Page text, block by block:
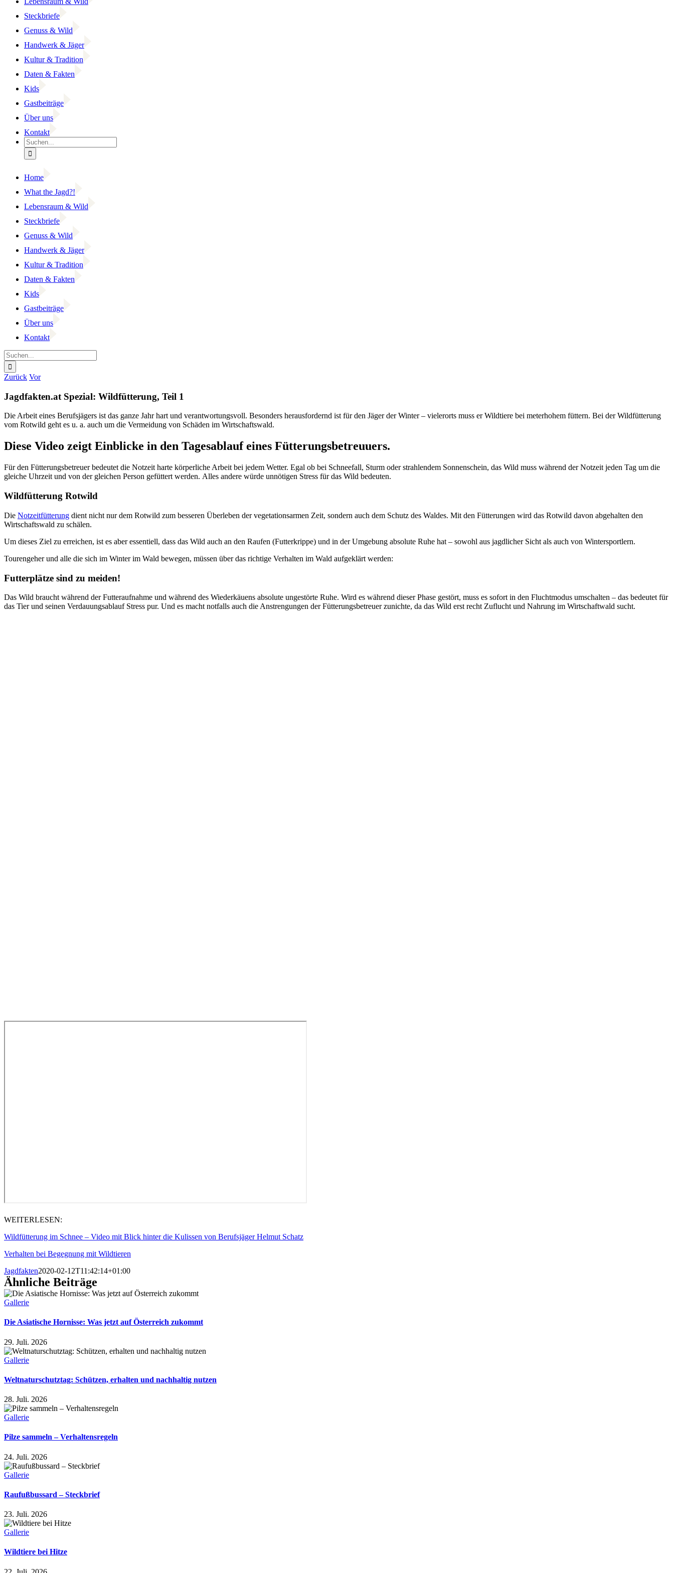
Steckbriefe
Genuss & Wild
Handwerk & Jäger
Kultur & Tradition
Daten & Fakten
Kids
Gastbeiträge
Über uns
Kontakt
Suche
nach:
Home
What the Jagd?!
Lebensraum & Wild
Steckbriefe
Genuss & Wild
Handwerk & Jäger
Kultur & Tradition
Daten & Fakten
Kids
Gastbeiträge
Über uns
Kontakt
Suche
nach:
Facebook
YouTube
Instagram
Zurück Vor
Jagdfakten.at Spezial: Wildfütterung, Teil 1
Die Arbeit eines Berufsjägers ist das ganze Jahr hart und verantwortungsvoll. Besonders herausfordernd ist für den Jäger der Winter – vielerorts muss er Wildtiere bei meterhohem füttern. Bei der Wildfütterung
vom Rotwild geht es u. a. auch um die Vermeidung von Schäden im Wirtschaftswald.
Diese Video zeigt Einblicke in den Tagesablauf eines Fütterungsbetreuuers.
Für den Fütterungsbetreuer bedeutet die Notzeit harte körperliche Arbeit bei jedem Wetter. Egal ob bei Schneefall, Sturm oder strahlendem Sonnenschein, das Wild muss während der Notzeit jeden Tag um die
gleiche Uhrzeit und von der gleichen Person gefüttert werden. Alles andere würde unnötigen Stress für das Wild bedeuten.
Wildfütterung Rotwild
Die Notzeitfütterung dient nicht nur dem Rotwild zum besseren Überleben der vegetationsarmen Zeit, sondern auch dem Schutz des Waldes. Mit den Fütterungen wird das Rotwild davon abgehalten den
Wirtschaftswald zu schälen.
Um dieses Ziel zu erreichen, ist es aber essentiell, dass das Wild auch an den Raufen (Futterkrippe) und in der Umgebung absolute Ruhe hat – sowohl aus jagdlicher Sicht als auch von Wintersportlern.
Tourengeher und alle die sich im Winter im Wald bewegen, müssen über das richtige Verhalten im Wald aufgeklärt werden:
Futterplätze sind zu meiden!
Das Wild braucht während der Futteraufnahme und während des Wiederkäuens absolute ungestörte Ruhe. Wird es während dieser Phase gestört, muss es sofort in den Fluchtmodus umschalten – das bedeutet für
das Tier und seinen Verdauungsablauf Stress pur. Und es macht notfalls auch die Anstrengungen der Fütterungsbetreuer zunichte, da das Wild erst recht Zuflucht und Nahrung im Wirtschaftwald sucht.
WEITERLESEN:
Wildfütterung im Schnee – Video mit Blick hinter die Kulissen von Berufsjäger Helmut Schatz
Verhalten bei Begegnung mit Wildtieren
Jagdfakten2020-02-12T11:42:14+01:00
Ähnliche Beiträge
Gallerie
Die Asiatische Hornisse: Was jetzt auf Österreich zukommt
29. Juli. 2026
Gallerie
Weltnaturschutztag: Schützen, erhalten und nachhaltig nutzen
28. Juli. 2026
Gallerie
Pilze sammeln – Verhaltensregeln
24. Juli. 2026
Gallerie
Raufußbussard – Steckbrief
23. Juli. 2026
Gallerie
Wildtiere bei Hitze